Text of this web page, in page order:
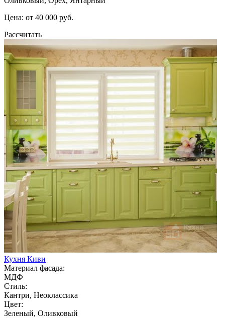
Цена: от 40 000 руб.
Рассчитать
Кухня Киви
Материал фасада:
МДФ
Стиль:
Кантри, Неоклассика
Цвет:
Зеленый, Оливковый